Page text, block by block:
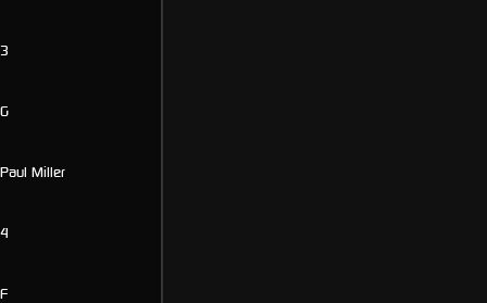
3
G
Paul Miller
4
F